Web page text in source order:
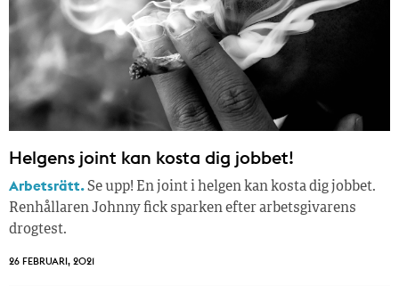
Helgens joint kan kosta dig jobbet!
Arbetsrätt.Se upp! En joint i helgen kan kosta dig jobbet.
Renhållaren Johnny fick sparken efter arbetsgivarens
drogtest.
26 FEBRUARI, 2021